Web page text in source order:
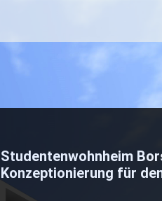
Studentenwohnheim
Konzeptionierung für